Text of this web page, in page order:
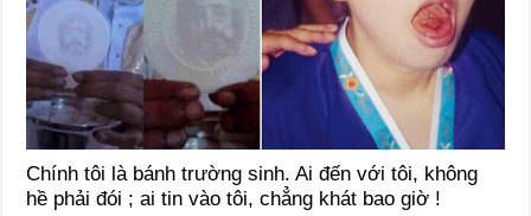
Chính tôi là bánh trường sinh. Ai đến với tôi, không
hề phải đói ; ai tin vào tôi, chẳng khát bao giờ !